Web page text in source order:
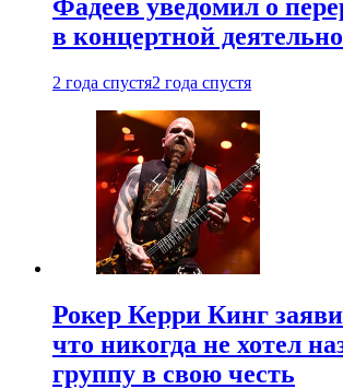
Фадеев уведомил о
в концертной
2 года спустя2 года спустя
Рокер Керри Кинг
что никогда не хотел
группу в свою честь